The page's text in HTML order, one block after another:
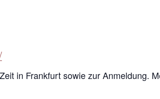
in Frankfurt sowie zur Anmeldung.